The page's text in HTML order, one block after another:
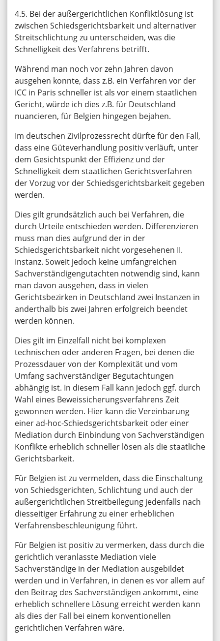
4.5. Bei der außergerichtlichen Konfliktlösung ist
zwischen Schiedsgerichtsbarkeit und alternativer
Streitschlichtung zu unterscheiden, was die
Schnelligkeit des Verfahrens betrifft.
Während man noch vor zehn Jahren davon
ausgehen konnte, dass z.B. ein Verfahren vor der
ICC in Paris schneller ist als vor einem staatlichen
Gericht, würde ich dies z.B. für Deutschland
nuancieren, für Belgien hingegen bejahen.
Im deutschen Zivilprozessrecht dürfte für den Fall,
dass eine Güteverhandlung positiv verläuft, unter
dem Gesichtspunkt der Effizienz und der
Schnelligkeit dem staatlichen Gerichtsverfahren
der Vorzug vor der Schiedsgerichtsbarkeit gegeben
werden.
Dies gilt grundsätzlich auch bei Verfahren, die
durch Urteile entschieden werden. Differenzieren
muss man dies aufgrund der in der
Schiedsgerichtsbarkeit nicht vorgesehenen II.
Instanz. Soweit jedoch keine umfangreichen
Sachverständigengutachten notwendig sind, kann
man davon ausgehen, dass in vielen
Gerichtsbezirken in Deutschland zwei Instanzen in
anderthalb bis zwei Jahren erfolgreich beendet
werden können.
Dies gilt im Einzelfall nicht bei komplexen
technischen oder anderen Fragen, bei denen die
Prozessdauer von der Komplexität und vom
Umfang sachverständiger Begutachtungen
abhängig ist. In diesem Fall kann jedoch ggf. durch
Wahl eines Beweissicherungsverfahrens Zeit
gewonnen werden. Hier kann die Vereinbarung
einer ad-hoc-Schiedsgerichtsbarkeit oder einer
Mediation durch Einbindung von Sachverständigen
Konflikte erheblich schneller lösen als die staatliche
Gerichtsbarkeit.
Für Belgien ist zu vermelden, dass die Einschaltung
von Schiedsgerichten, Schlichtung und auch der
außergerichtlichen Streitbeilegung jedenfalls nach
diesseitiger Erfahrung zu einer erheblichen
Verfahrensbeschleunigung führt.
Für Belgien ist positiv zu vermerken, dass durch die
gerichtlich veranlasste Mediation viele
Sachverständige in der Mediation ausgebildet
werden und in Verfahren, in denen es vor allem auf
den Beitrag des Sachverständigen ankommt, eine
erheblich schnellere Lösung erreicht werden kann
als dies der Fall bei einem konventionellen
gerichtlichen Verfahren wäre.